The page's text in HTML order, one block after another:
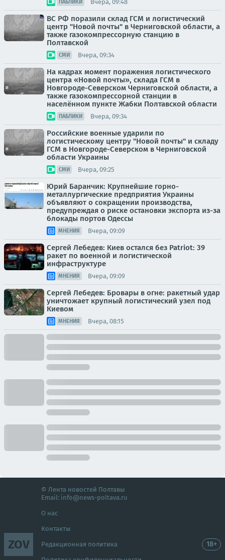
ПАБЛИКИ Вчера, 09:48
ВС РФ поразили склад ГСМ и логистический
центр "Новой почты" в Черниговской области, а
также газокомпрессорную станцию в
Полтавской
СМИ Вчера, 09:34
На кадрах момент поражения логистического
центра «Новой почты», склада ГСМ в
Новгороде-Северском Черниговской области, а
также газокомпрессорной станции в
населённом пункте Жабки Полтавской области
ПАБЛИКИ Вчера, 09:34
Российские военные ударили по
логистическому центру "Новой почты" и складу
ГСМ в Новгороде-Северском в Черниговской
области Украины
СМИ Вчера, 09:25
Юрий Баранчик: Крупнейшие горно-
металлургические предприятия Украины
объявляют о сокращении производства,
предупреждая о риске остановки экспорта из-за
блокады портов Одессы
МНЕНИЯ Вчера, 09:09
Сергей Лебедев: Киев остался без Patriot: 39
ракет по военной и логистической
инфраструктуре
МНЕНИЯ Вчера, 09:09
Сергей Лебедев: Бровары в огне: ракетный удар
уничтожает крупный логистический узел под
Киевом
МНЕНИЯ Вчера, 08:15
ZOV
© Лента новостей Полтавы
Email: info@news-poltava.ru
О нас
Контакты
Редакционная политика 18+